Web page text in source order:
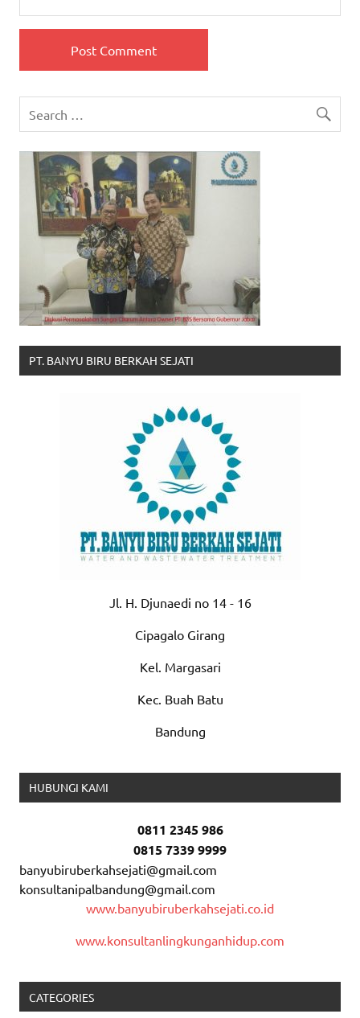
PT. BANYU BIRU BERKAH SEJATI
Jl. H. Djunaedi no 14 - 16
Cipagalo Girang
Kel. Margasari
Kec. Buah Batu
Bandung
HUBUNGI KAMI
0811 2345 986
0815 7339 9999
banyubiruberkahsejati@gmail.com
konsultanipalbandung@gmail.com
www.banyubiruberkahsejati.co.id
www.konsultanlingkunganhidup.com
CATEGORIES